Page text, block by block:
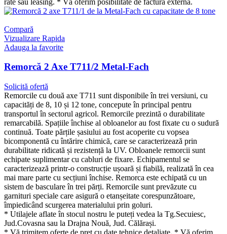
Compară
Vizualizare Rapida
Adauga la favorite
Remorcă 2 Axe T711/2 Metal-Fach
Solicită ofertă
Remorcile cu două axe T711 sunt disponibile în trei versiuni, cu
capacități de 8, 10 și 12 tone, concepute în principal pentru
transportul în sectorul agricol. Remorcile prezintă o durabilitate
remarcabilă. Spațiile închise al obloanelor au fost fixate cu o sudură
continuă. Toate părțile șasiului au fost acoperite cu vopsea
bicomponentă cu întărire chimică, care se caracterizează prin
durabilitate ridicată și rezistență la UV. Obloanele remorcii sunt
echipate suplimentar cu cabluri de fixare. Echipamentul se
caracterizează printr-o construcție ușoară și fiabilă, realizată în cea
mai mare parte cu secțiuni închise. Remorca este echipată cu un
sistem de basculare în trei părți. Remorcile sunt prevăzute cu
garnituri speciale care asigură o etanșeitate corespunzătoare,
împiedicând scurgerea materialului prin goluri.
* Utilajele aflate în stocul nostru le puteți vedea la Tg.Secuiesc,
Jud.Covasna sau la Drajna Nouă, Jud. Călărași.
* Vă trimitem oferte de preț cu date tehnice detaliate. * Vă oferim